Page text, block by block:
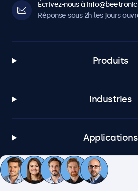
Écrivez-nous à
Réponse sous 2h les jours
Produits
Industries
Applications
Service client